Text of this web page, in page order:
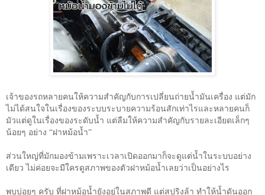
เจ้าของรถหลายคนให้ความสำคัญกับการเปลี่ยนถ่ายน้ำมันเครื่อง แต่มัก
ไม่ได้สนใจในเรื่องของระบบระบายความร้อนสักเท่าไรและหลายคนก็
มัวแต่ดูในเรื่องของระดับน้ำ แต่ลืมให้ความสำคัญกับรายละเอียดเล็กๆ
น้อยๆ อย่าง “ฝาหม้อน้ำ”
ส่วนใหญ่ที่มักมองข้ามเพราะเวลาเปิดออกมาก็จะดูแต่น้ำในระบบอย่าง
เดียว ไม่ค่อยจะมีใครดูสภาพของตัวฝาหม้อน้ำเลยว่าเป็นอย่างไร
พบบ่อยๆ ครับ ที่ฝาหม้อน้ำยังอยู่ในสภาพดี แต่สปริงล้า ทำให้น้ำดันออก